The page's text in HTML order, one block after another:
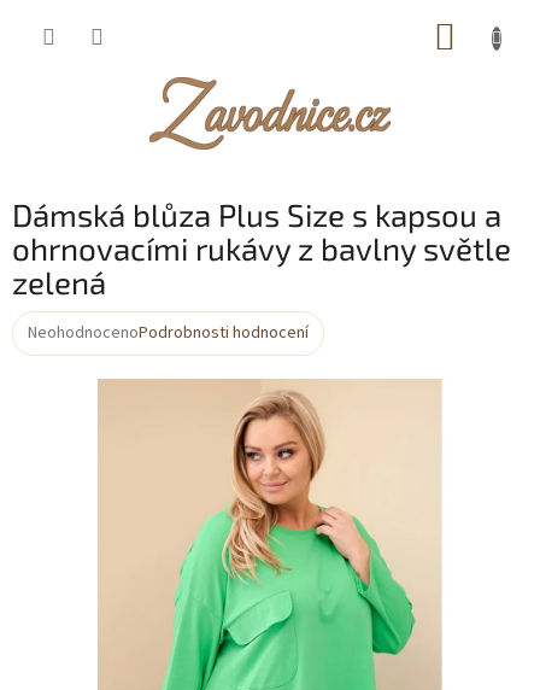
Dámská blůza Plus Size s kapsou a
ohrnovacími rukávy z bavlny světle
zelená
Průměrné
NeohodnocenoPodrobnosti hodnocení